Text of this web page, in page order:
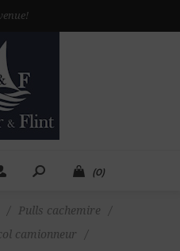
(0)
/ Pulls cachemire
/
camionneur
/